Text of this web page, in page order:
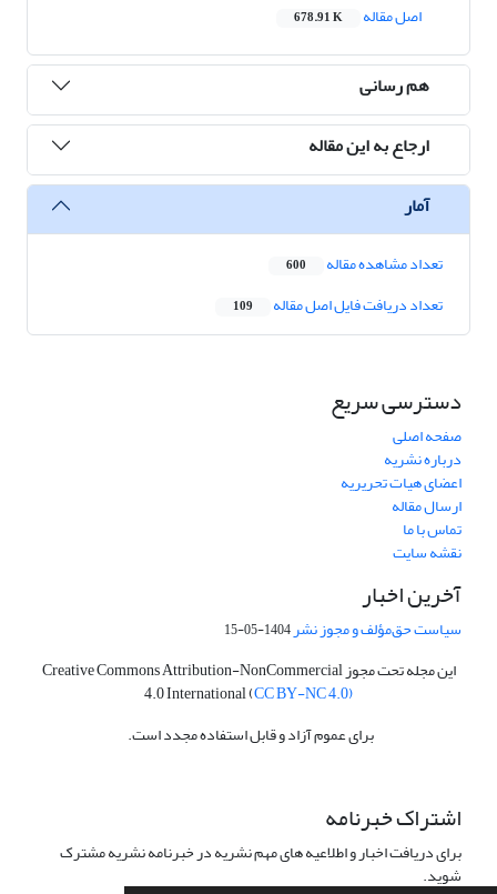
اصل مقاله
678.91 K
هم رسانی
ارجاع به این مقاله
آمار
تعداد مشاهده مقاله 600
تعداد دریافت فایل اصل مقاله 109
دسترسی سریع
صفحه اصلی
درباره نشریه
اعضای هیات تحریریه
ارسال مقاله
تماس با ما
نقشه سایت
آخرین اخبار
سیاست حق‌مؤلف و مجوز نشر1404-05-15
این مجله تحت مجوز Creative Commons Attribution-NonCommercial
4.0 International (CC BY-NC 4.0)
برای عموم آزاد و قابل استفاده مجدد است.
اشتراک خبرنامه
برای دریافت اخبار و اطلاعیه های مهم نشریه در خبرنامه نشریه مشترک
شوید.